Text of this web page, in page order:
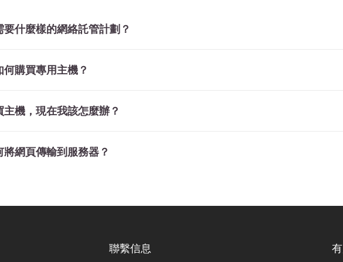
需要什麼樣的網絡託管計劃？
如何購買專用主機？
買主機，現在我該怎麼辦？
何將網頁傳輸到服務器？
聯繫信息